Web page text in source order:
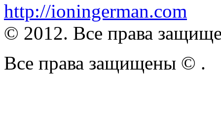
http://ioningerman.com
© 2012. Все права
Все права защищены © .